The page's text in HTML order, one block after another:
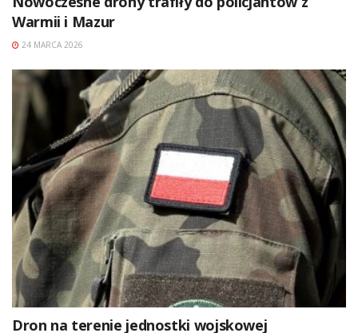
Warmii i Mazur
24 MARCA 2026
Dron na terenie jednostki wojskowej